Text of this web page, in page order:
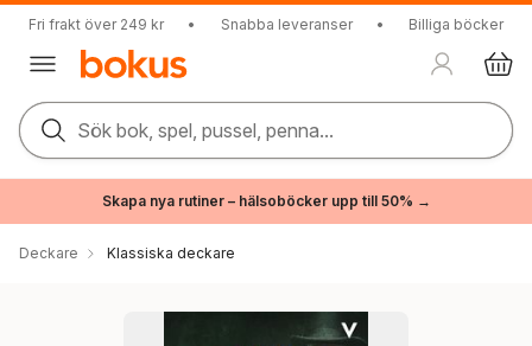
Fri frakt över 249 kr • Snabba leveranser • Billiga böcker
Sök bok, spel, pussel, penna...
Skapa nya rutiner – hälsoböcker upp till 50% →
Deckare Klassiska deckare